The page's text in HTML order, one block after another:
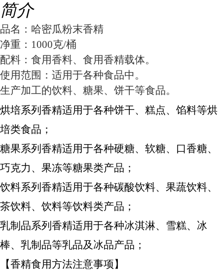
简介
品名：哈密瓜粉末香精
净重：1000克/桶
配料：食用香料、食用香精载体。
使用范围：适用于各种食品中。
生产加工的饮料、糖果、饼干等食品。
烘培系列香精适用于各种饼干、糕点、馅料等烘
培类食品；
糖果系列香精适用于各种硬糖、软糖、口香糖、
巧克力、果冻等糖果类产品；
饮料系列香精适用于各种碳酸饮料、果蔬饮料、
茶饮料、饮料等饮料类产品；
乳制品系列香精适用于各种冰淇淋、雪糕、冰
棒、乳制品等乳品及冰品产品；
【香精食用方法注意事项】